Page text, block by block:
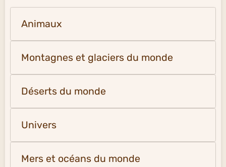
Vidéos ou photos nature et univers
Animaux